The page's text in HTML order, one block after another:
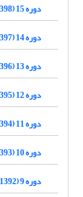
دوره 15 (1398)
دوره 14 (1397)
دوره 13 (1396)
دوره 12 (1395)
دوره 11 (1394)
دوره 10 (1393)
دوره 9 (1392)